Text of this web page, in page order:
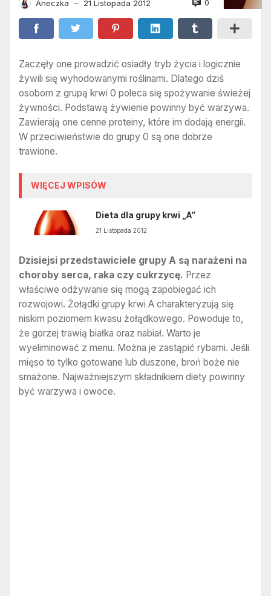
Aneczka — 21 Listopada 2012 0
Zaczęły one prowadzić osiadły tryb życia i logicznie
żywili się wyhodowanymi roślinami. Dlatego dziś
osobom z grupą krwi 0 poleca się spożywanie świeżej
żywności. Podstawą żywienie powinny być warzywa.
Zawierają one cenne proteiny, które im dodają energii.
W przeciwieństwie do grupy 0 są one dobrze
trawione.
WIĘCEJ WPISÓW
Dieta dla grupy krwi „A”
21 Listopada 2012
Dzisiejsi przedstawiciele grupy A są narażeni na
choroby serca, raka czy cukrzycę. Przez
właściwe odżywanie się mogą zapobiegać ich
rozwojowi. Żołądki grupy krwi A charakteryzują się
niskim poziomem kwasu żołądkowego. Powoduje to,
że gorzej trawią białka oraz nabiał. Warto je
wyeliminować z menu. Można je zastąpić rybami. Jeśli
mięso to tylko gotowane lub duszone, broń boże nie
smażone. Najważniejszym składnikiem diety powinny
być warzywa i owoce.